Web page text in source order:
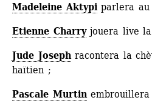
Madeleine Aktypi parlera au
Etienne Charryjouera live la
Jude Joseph racontera la
haïtien ;
Pascale Murtin embrouillera